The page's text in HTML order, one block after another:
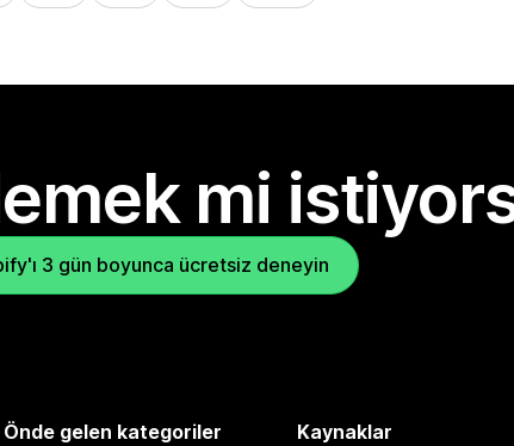
mi
3 gün boyunca ücretsiz deneyin
Önde gelen kategoriler Kaynaklar